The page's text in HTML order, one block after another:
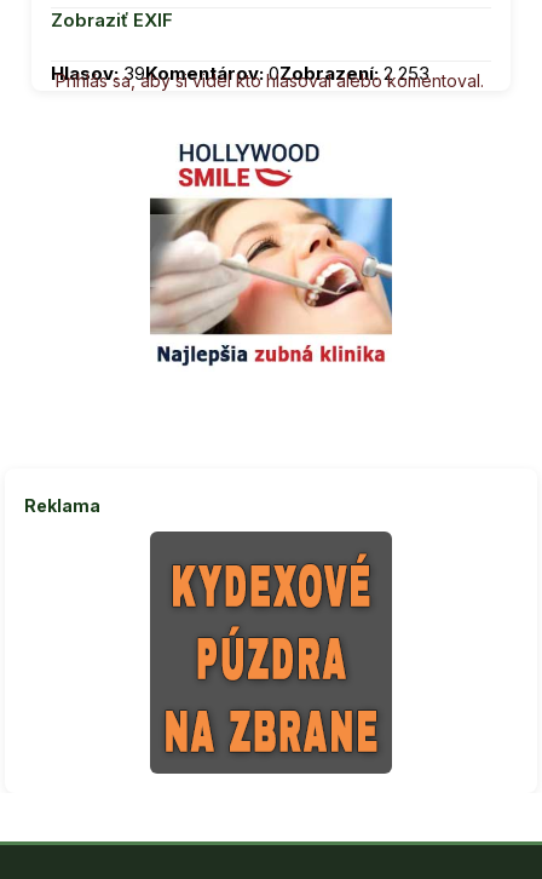
Zobraziť EXIF
Hlasov:39Komentárov:0Zobrazení:2 253
Prihlás sa, aby si videl kto hlasoval alebo komentoval.
Reklama